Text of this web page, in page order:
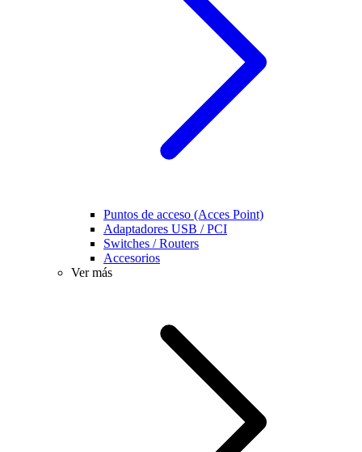
Puntos de acceso (Acces Point)
Adaptadores USB / PCI
Switches / Routers
Accesorios
Ver más